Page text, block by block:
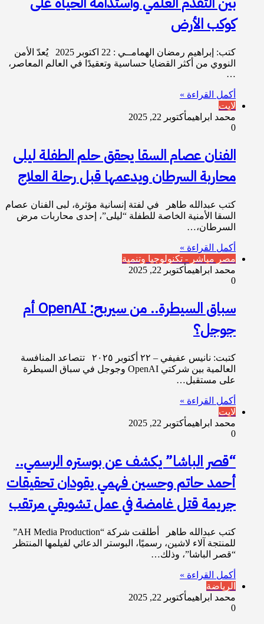
كوكب الأرض
كتب: إبراهيم رمضان الهمامــي : 22 اكتوبر 2025 يُعدّ الأمن
النووي من أكثر القضايا حساسية وتعقيدًا في العالم المعاصر،
…
أكمل القراءة »
لايت
محمد ابراهيمأكتوبر 22, 2025
0
الفنان عصام السقا يحقق حلم الطفلة ليلى
محاربة السرطان ويدعمها قبل رحلة العلاج
كتب عبدالله طاهر في لفتة إنسانية مؤثرة، لبى الفنان عصام
السقا الأمنية الخاصة للطفلة “ليلى”، إحدى محاربات مرض
السرطان،…
أكمل القراءة »
مصر مباشر - تكنولوجيا وتنمية
محمد ابراهيمأكتوبر 22, 2025
0
سباق السيطرة.. من سيربح: OpenAI أم
جوجل؟
كتبت: نانيس عفيفي – ٢٢ أكتوبر ٢٠٢٥ تتصاعد المنافسة
العالمية بين شركتي OpenAI وجوجل في سباق السيطرة
على مستقبل…
أكمل القراءة »
لايت
محمد ابراهيمأكتوبر 22, 2025
0
“قصر الباشا” يكشف عن بوستره الرسمي..
أحمد حاتم وحسين فهمي يقودان تحقيقات
جريمة قتل غامضة في عمل تشويقي مرتقب
كتب عبدالله طاهر أطلقت شركة “AH Media Production”
للمنتجة آلاء لاشين، رسميًا، البوستر الدعائي لفيلمها المنتظر
“قصر الباشا”، وذلك…
أكمل القراءة »
الرياضة
محمد ابراهيمأكتوبر 22, 2025
0